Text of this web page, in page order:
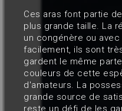
Ces aras font partie
plus grande taille. La
un congénère ou
facilement, ils sont
gardent le même
couleurs de cette
d'amateurs. La
grande source de
reste un défi de les